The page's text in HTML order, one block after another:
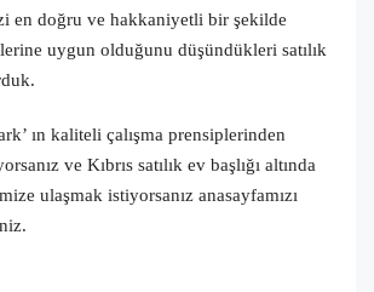
en doğru ve hakkaniyetli bir şekilde
uygun olduğunu düşündükleri satılık
ın kaliteli çalışma prensiplerinden
ve Kıbrıs satılık ev başlığı altında
ulaşmak istiyorsanız anasayfamızı